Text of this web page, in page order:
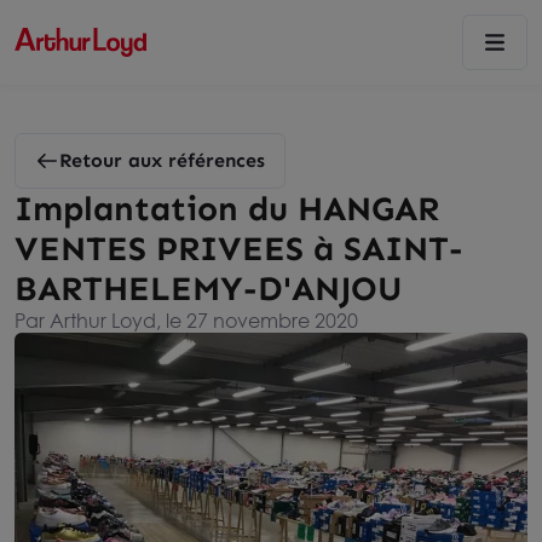
Retour aux références
Implantation du HANGAR
VENTES PRIVEES à SAINT-
BARTHELEMY-D'ANJOU
Par Arthur Loyd, le 27 novembre 2020